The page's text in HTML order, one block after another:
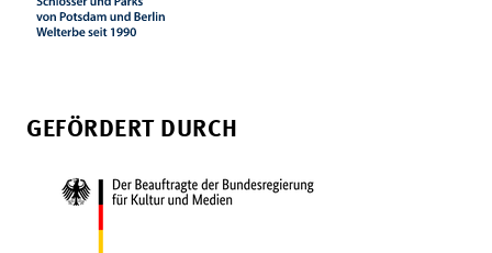
GEFÖRDERT DURCH